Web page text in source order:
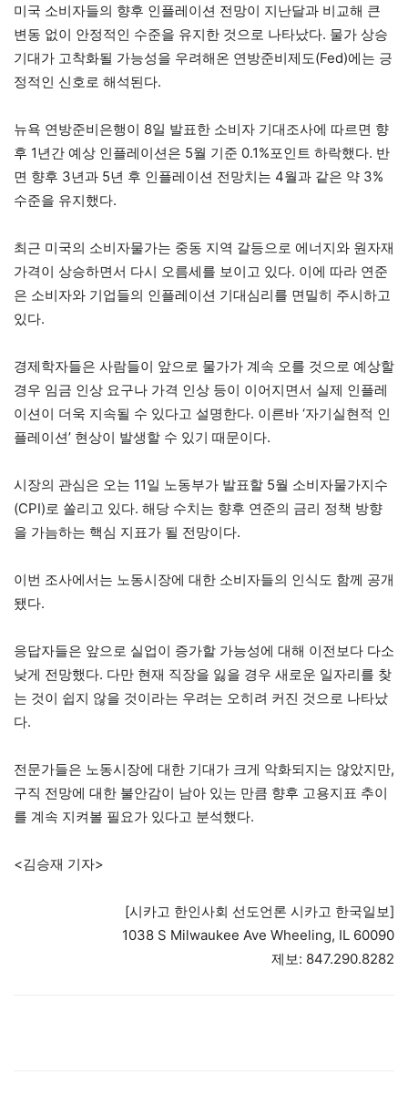
미국 소비자들의 향후 인플레이션 전망이 지난달과 비교해 큰
변동 없이 안정적인 수준을 유지한 것으로 나타났다. 물가 상승
기대가 고착화될 가능성을 우려해온 연방준비제도(Fed)에는 긍
정적인 신호로 해석된다.
뉴욕 연방준비은행이 8일 발표한 소비자 기대조사에 따르면 향
후 1년간 예상 인플레이션은 5월 기준 0.1%포인트 하락했다. 반
면 향후 3년과 5년 후 인플레이션 전망치는 4월과 같은 약 3%
수준을 유지했다.
최근 미국의 소비자물가는 중동 지역 갈등으로 에너지와 원자재
가격이 상승하면서 다시 오름세를 보이고 있다. 이에 따라 연준
은 소비자와 기업들의 인플레이션 기대심리를 면밀히 주시하고
있다.
경제학자들은 사람들이 앞으로 물가가 계속 오를 것으로 예상할
경우 임금 인상 요구나 가격 인상 등이 이어지면서 실제 인플레
이션이 더욱 지속될 수 있다고 설명한다. 이른바 ‘자기실현적 인
플레이션’ 현상이 발생할 수 있기 때문이다.
시장의 관심은 오는 11일 노동부가 발표할 5월 소비자물가지수
(CPI)로 쏠리고 있다. 해당 수치는 향후 연준의 금리 정책 방향
을 가늠하는 핵심 지표가 될 전망이다.
이번 조사에서는 노동시장에 대한 소비자들의 인식도 함께 공개
됐다.
응답자들은 앞으로 실업이 증가할 가능성에 대해 이전보다 다소
낮게 전망했다. 다만 현재 직장을 잃을 경우 새로운 일자리를 찾
는 것이 쉽지 않을 것이라는 우려는 오히려 커진 것으로 나타났
다.
전문가들은 노동시장에 대한 기대가 크게 악화되지는 않았지만,
구직 전망에 대한 불안감이 남아 있는 만큼 향후 고용지표 추이
를 계속 지켜볼 필요가 있다고 분석했다.
<김승재 기자>
[시카고 한인사회 선도언론 시카고 한국일보]
1038 S Milwaukee Ave Wheeling, IL 60090
제보: 847.290.8282